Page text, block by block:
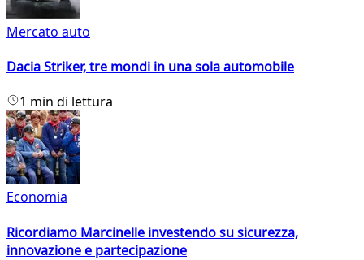
Mercato auto
Dacia Striker, tre mondi in una sola automobile
1 min di lettura
Economia
Ricordiamo Marcinelle investendo su sicurezza,
innovazione e partecipazione